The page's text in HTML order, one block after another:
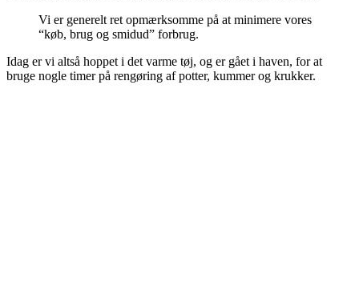
Vi er generelt ret opmærksomme på at minimere vores
“køb, brug og smidud” forbrug.
Idag er vi altså hoppet i det varme tøj, og er gået i haven, for at
bruge nogle timer på rengøring af potter, kummer og krukker.